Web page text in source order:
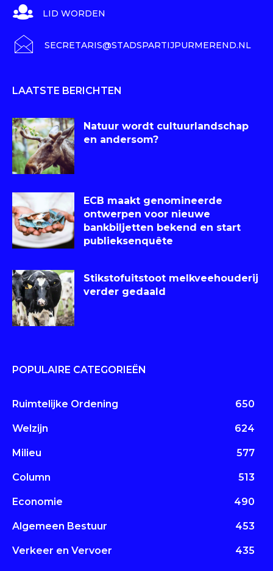
LID WORDEN
SECRETARIS@STADSPARTIJPURMEREND.NL
LAATSTE BERICHTEN
Natuur wordt cultuurlandschap
en andersom?
ECB maakt genomineerde
ontwerpen voor nieuwe
bankbiljetten bekend en start
publieksenquête
Stikstofuitstoot melkveehouderij
verder gedaald
POPULAIRE CATEGORIEËN
Ruimtelijke Ordening 650
Welzijn 624
Milieu 577
Column 513
Economie 490
Algemeen Bestuur 453
Verkeer en Vervoer 435